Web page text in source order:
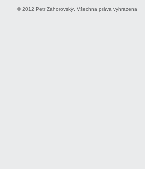
© 2012 Petr Záhorovský, Všechna práva vyhrazena